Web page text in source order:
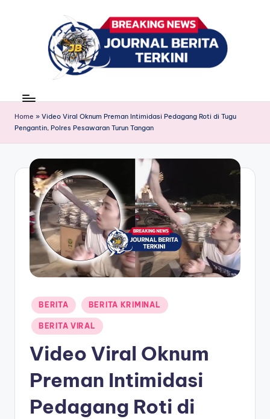
r
n
a
B
news
Home » Video Viral Oknum Preman Intimidasi Pedagang Roti di Tugu
Pengantin, Polres Pesawaran Turun Tangan
Posted
in
BERITA BERITA KRIMINAL
BERITA VIRAL
Video Viral Oknum
Preman Intimidasi
Pedagang Roti di